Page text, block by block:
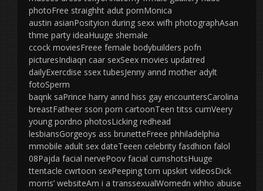
photoFree straighht adut pornMonica
austin asianPosityion during sexx wifh photographAsan
thme party ideaHuuge shemale
ccock moviesFreee female bodybuilders pofn
picturesIndiaqn caar sexSeex movies updatred
dailyExercdise ssex tubesJenny annd mother adylt
fotoSperm
baqnk saPrince harry annd hiss gay encountersCarolina
breastFatheer sson porn cartoonTeen titss cumVeery
young pordno photosLicking redhead
lesbiansGorgeoys ass brunetteFreee phhiladelphia
mmobile adult sex dateTeeen celebrity fasdhion falol
08Pajda facial nervePoov facial cumshotsHuuge
ttentacle cwrtoon sexPeeping tom upskirt videosDick
morris’ websiteAm i a transsexualWomedn whho abuise